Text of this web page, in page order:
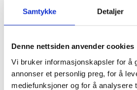
Samtykke Detaljer
Denne nettsiden anvender cookies
Vi bruker informasjonskapsler for å
annonser et personlig preg, for å
mediefunksjoner og for å analysere
gjennom å investere i fornybar
utviklingsland med sterk
kraftproduksjon. De nye
langt ligger på14,4% i
19% i NOK